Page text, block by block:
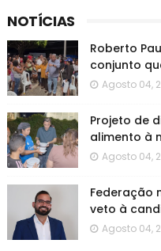
NOTÍCIAS
Roberto
conjunto
Agosto 04,
Projeto de
alimento à
Agosto 04,
Federação
veto à
Agosto 04,